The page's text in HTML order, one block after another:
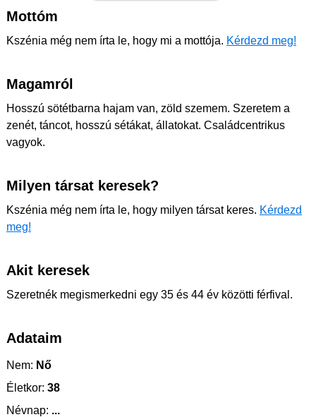
Mottóm
Kszénia még nem írta le, hogy mi a mottója. Kérdezd meg!
Magamról
Hosszú sötétbarna hajam van, zöld szemem. Szeretem a
zenét, táncot, hosszú sétákat, állatokat. Családcentrikus
vagyok.
Milyen társat keresek?
Kszénia még nem írta le, hogy milyen társat keres. Kérdezd
meg!
Akit keresek
Szeretnék megismerkedni egy 35 és 44 év közötti férfival.
Adataim
Nem: Nő
Életkor: 38
Névnap: ...